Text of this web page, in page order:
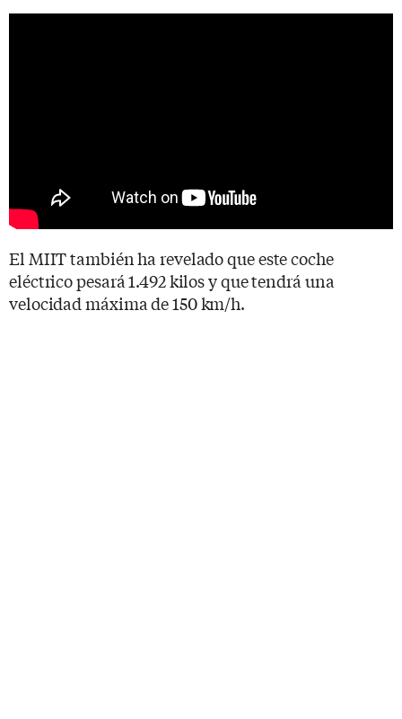
El MIIT también ha revelado que este coche
eléctrico pesará 1.492 kilos y que tendrá una
velocidad máxima de 150 km/h.